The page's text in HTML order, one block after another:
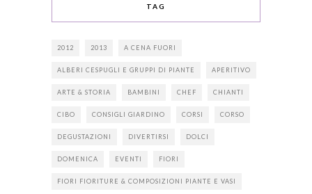
TAG
2012 2013 A CENA FUORI
ALBERI CESPUGLI E GRUPPI DI PIANTE APERITIVO
ARTE & STORIA BAMBINI CHEF CHIANTI
CIBO CONSIGLI GIARDINO CORSI CORSO
DEGUSTAZIONI DIVERTIRSI DOLCI
DOMENICA EVENTI FIORI
FIORI FIORITURE & COMPOSIZIONI PIANTE E VASI